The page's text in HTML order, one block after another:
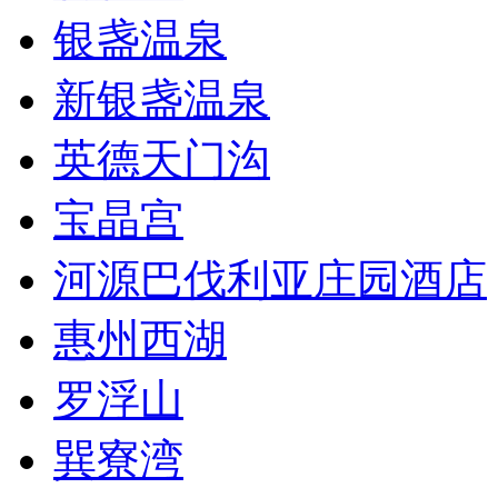
银盏温泉
新银盏温泉
英德天门沟
宝晶宫
河源巴伐利亚庄园酒店
惠州西湖
罗浮山
巽寮湾